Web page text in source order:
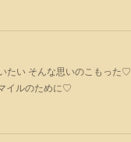
たい そんな思いのこもった♡
イルのために♡